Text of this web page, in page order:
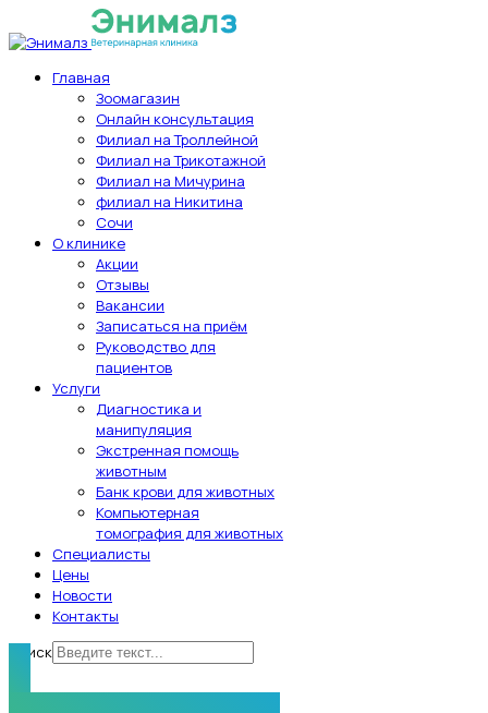
Главная
Зоомагазин
Онлайн консультация
Филиал на Троллейной
Филиал на Трикотажной
Филиал на Мичурина
филиал на Никитина
Сочи
О клинике
Акции
Отзывы
Вакансии
Записаться на приём
Руководство для
пациентов
Услуги
Диагностика и
манипуляция
Экстренная помощь
животным
Банк крови для животных
Компьютерная
томография для животных
Специалисты
Цены
Новости
Контакты
Поиск